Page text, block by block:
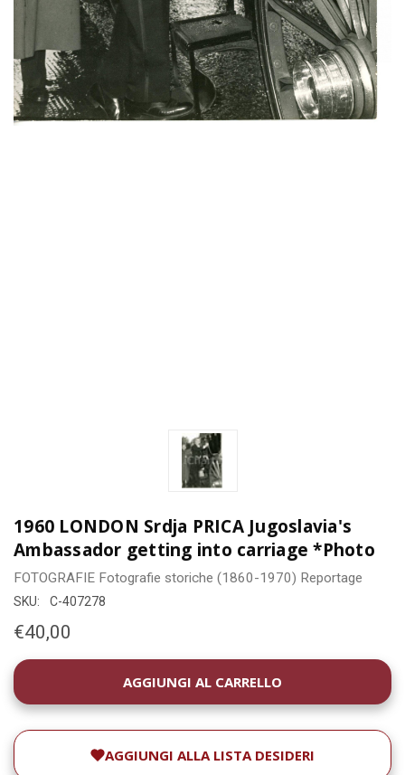
1960 LONDON Srdja PRICA Jugoslavia's
Ambassador getting into carriage *Photo
FOTOGRAFIE Fotografie storiche (1860-1970) Reportage
SKU: C-407278
€40,00
DISPONIBILITÀ
ATTUALE:
AGGIUNGI ALLA LISTA DESIDERI